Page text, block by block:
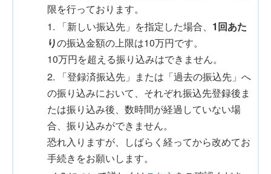
限を行っております。
1. 「新しい振込先」を指定した場合、 1回あた
りの振込金額の上限は10万円です。
10万円を超える振り込みはできません。
2. 「登録済振込先」または「過去の振込先」へ
の振り込みにおいて、それぞれ振込先登録後ま
たは振り込み後、数時間が経過していない場
合、振り込みができません。
恐れ入りますが、しばらく経ってから改めてお
手続きをお願いします。